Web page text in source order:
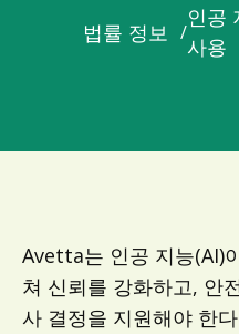
법률 정보 /
인공
사용
Avetta는 인공 지능(AI)
쳐 신뢰를 강화하고, 안
사 결정을 지원해야 한